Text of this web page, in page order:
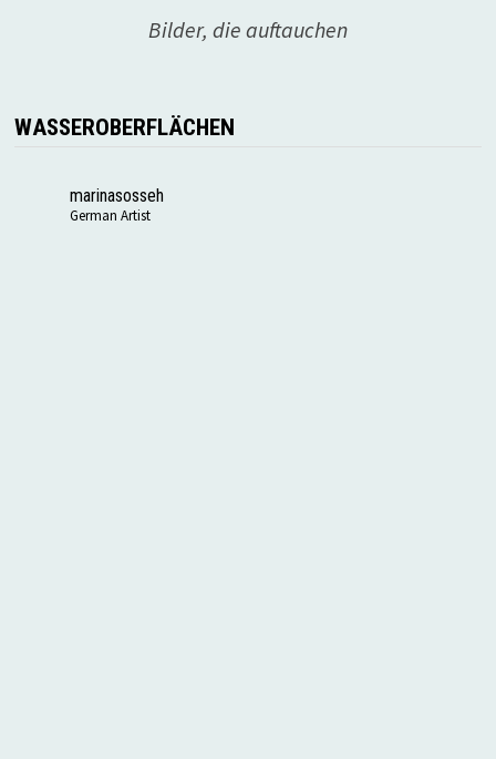
Bilder, die auftauchen
WASSEROBERFLÄCHEN
marinasosseh
German Artist